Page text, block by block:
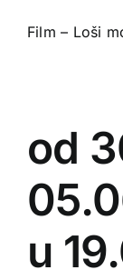
Film – Loši
od
u